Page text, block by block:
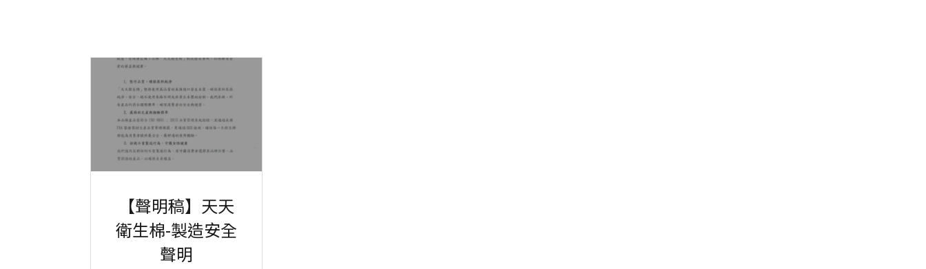
【聲明稿】天天
衛生棉-製造安全
聲明